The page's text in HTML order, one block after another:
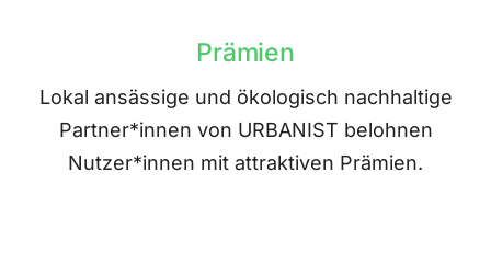
Prämien
Lokal ansässige und ökologisch nachhaltige
Partner*innen von URBANIST belohnen
Nutzer*innen mit attraktiven Prämien.